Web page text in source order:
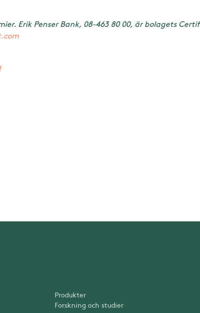
Erik Penser Bank, 08-463 80 00, är bolagets
Produkter
Forskning och studier